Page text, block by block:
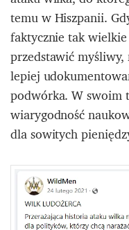
temu w Hiszpanii.
faktycznie tak
przedstawić
lepiej
podwórka. W swoim
wiarygodność
dla sowitych